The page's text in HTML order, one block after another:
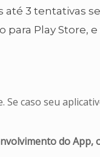
até 3 tentativas
Play Store,
Se caso seu
do App,